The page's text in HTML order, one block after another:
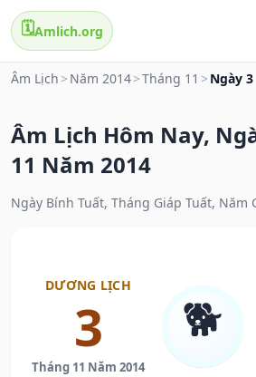
🗓️Amlich.org
Âm Lịch > Năm 2014>Tháng 11 > Ngày 3
Âm Lịch Hôm Nay,
11 Năm 2014
Ngày Bính Tuất, Tháng Giáp Tuất, Năm
DƯƠNG LỊCH
3
Tháng 11 Năm 2014
🐕